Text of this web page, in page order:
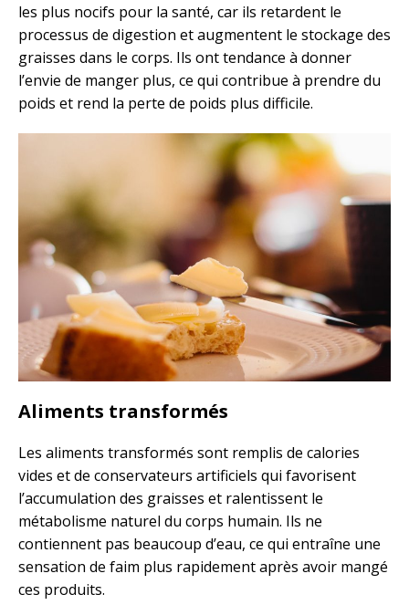
les plus nocifs pour la santé, car ils retardent le
processus de digestion et augmentent le stockage des
graisses dans le corps. Ils ont tendance à donner
l’envie de manger plus, ce qui contribue à prendre du
poids et rend la perte de poids plus difficile.
Aliments transformés
Les aliments transformés sont remplis de calories
vides et de conservateurs artificiels qui favorisent
l’accumulation des graisses et ralentissent le
métabolisme naturel du corps humain. Ils ne
contiennent pas beaucoup d’eau, ce qui entraîne une
sensation de faim plus rapidement après avoir mangé
ces produits.